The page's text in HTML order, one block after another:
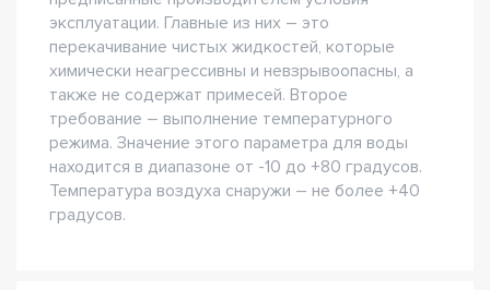
эксплуатации. Главные из них – это
перекачивание чистых жидкостей, которые
химически неагрессивны и невзрывоопасны, а
также не содержат примесей. Второе
требование – выполнение температурного
режима. Значение этого параметра для воды
находится в диапазоне от -10 до +80 градусов.
Температура воздуха снаружи – не более +40
градусов.